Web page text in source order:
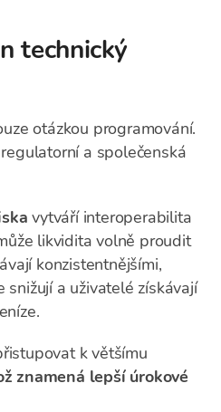
technický
otázkou programování.
a společenská
vytváří interoperabilita
likvidita volně proudit
konzistentnějšími,
snižují a uživatelé získávají
k většímu
znamená lepší úrokové